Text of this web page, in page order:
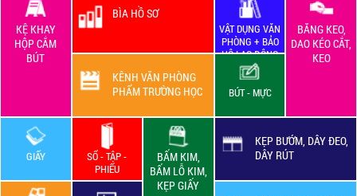
KỆ KHAY
HỘP CẮM
BÚT
BÌA HỒ SƠ
VẬT DỤNG VĂN
PHÒNG + BẢO
HỘ LAO ĐỘNG
BĂNG KEO,
DAO KÉO CẮT,
KEO
KÊNH VĂN PHÒNG
PHẨM TRƯỜNG HỌC
BÚT - MỰC
GIẤY
SỔ - TẬP -
PHIẾU
BẤM KIM,
BẤM LỖ KIM,
KẸP GIẤY
KẸP BƯỚM, DÂY ĐEO,
DÂY RÚT